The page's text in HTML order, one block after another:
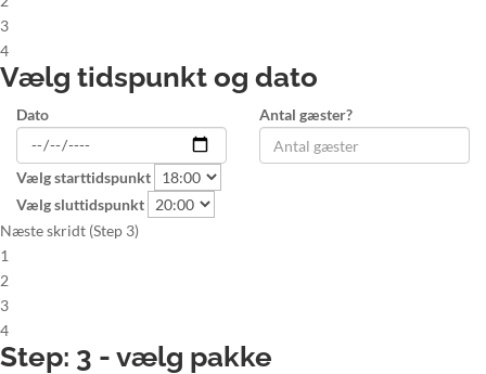
3
4
Vælg tidspunkt og dato
Dato Antal gæster?
Vælg starttidspunkt
Vælg sluttidspunkt
Næste skridt (Step 3)
1
2
3
4
Step: 3 - vælg pakke